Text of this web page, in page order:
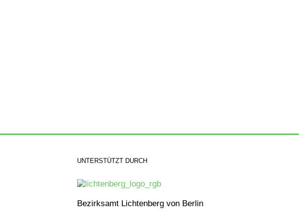
UNTERSTÜTZT DURCH
Bezirksamt Lichtenberg von Berlin